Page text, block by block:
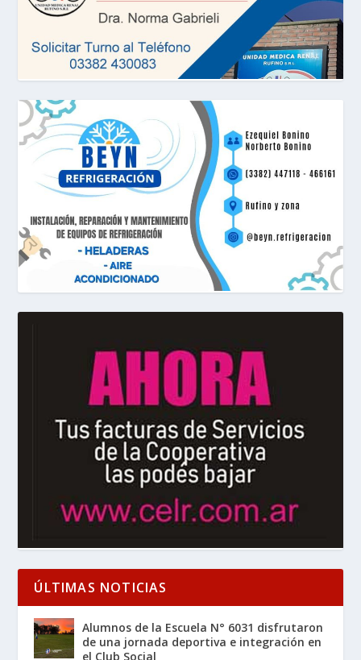
ÚLTIMAS NOTICIAS
Alumnos de la Escuela N° 6031 disfrutaron
de una jornada deportiva e integración en
el Club Social